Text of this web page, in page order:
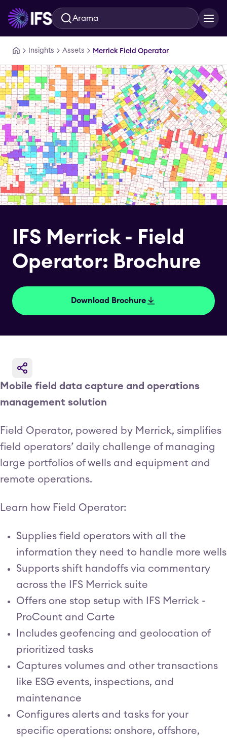
Ana içeriğe geç Arama
Insights Assets Merrick Field Operator
IFS Merrick - Field
Operator: Brochure
Download Brochure
Mobile field data capture and operations
management solution
Field Operator, powered by Merrick, simplifies
field operators’ daily challenge of managing
large portfolios of wells and equipment and
remote operations.
Learn how Field Operator:
Supplies field operators with all the
information they need to handle more wells
Supports shift handoffs via commentary
across the IFS Merrick suite
Offers one stop setup with IFS Merrick -
ProCount and Carte
Includes geofencing and geolocation of
prioritized tasks
Captures volumes and other transactions
like ESG events, inspections, and
maintenance
Configures alerts and tasks for your
specific operations: onshore, offshore,